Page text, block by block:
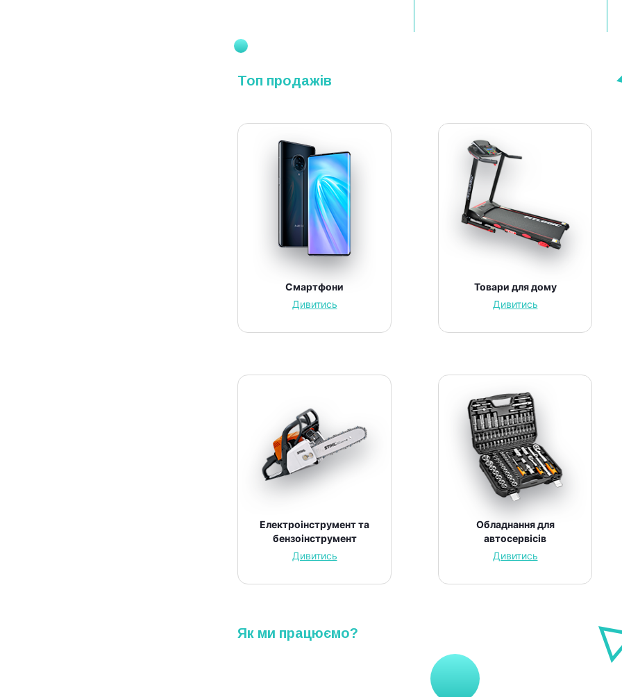
Топ продажів
Смартфони
Дивитись
Товари для дому
Дивитись
Електроінструмент та
бензоінструмент
Дивитись
Обладнання для
автосервісів
Дивитись
Як ми працюємо?